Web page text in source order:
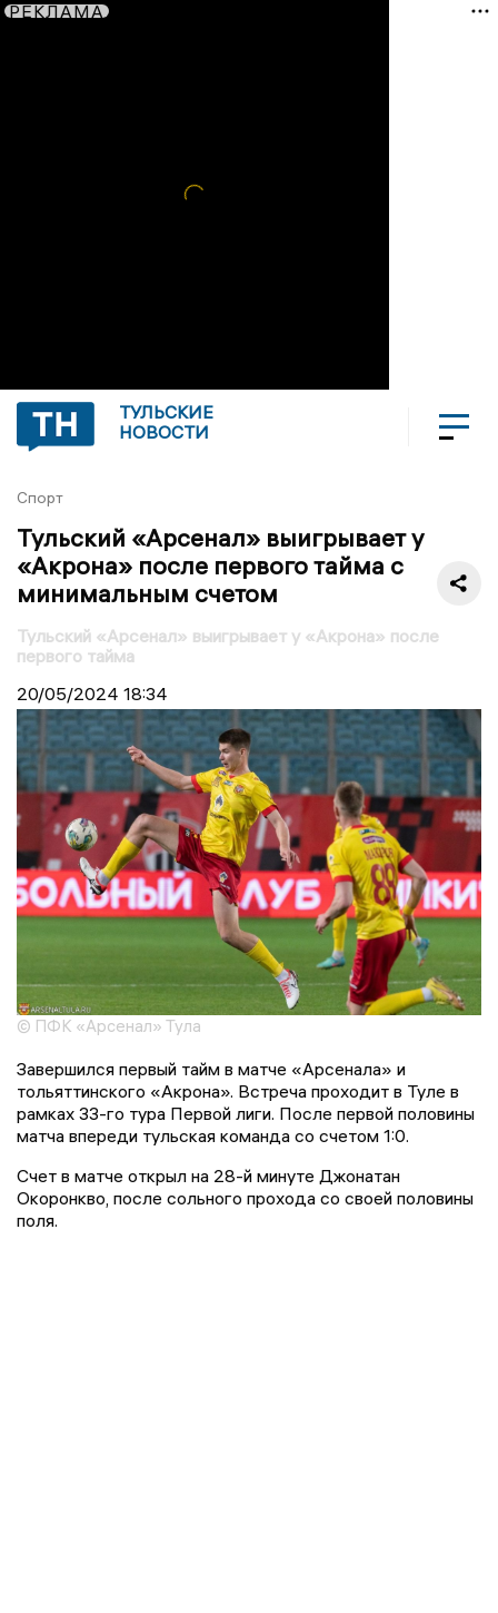
РЕКЛАМА
ТУЛЬСКИЕ
НОВОСТИ
Спорт
Тульский «Арсенал» выигрывает у
«Акрона» после первого тайма с
минимальным счетом
Тульский «Арсенал» выигрывает у «Акрона» после
первого тайма
20/05/2024 18:34
© ПФК «Арсенал» Тула
Завершился первый тайм в матче «Арсенала» и
тольяттинского «Акрона». Встреча проходит в Туле в
рамках 33-го тура Первой лиги. После первой половины
матча впереди тульская команда со счетом 1:0.
Счет в матче открыл на 28-й минуте Джонатан
Окоронкво, после сольного прохода со своей половины
поля.